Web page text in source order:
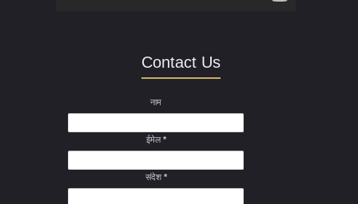
Contact Us
नाम
ईमेल*
संदेश*